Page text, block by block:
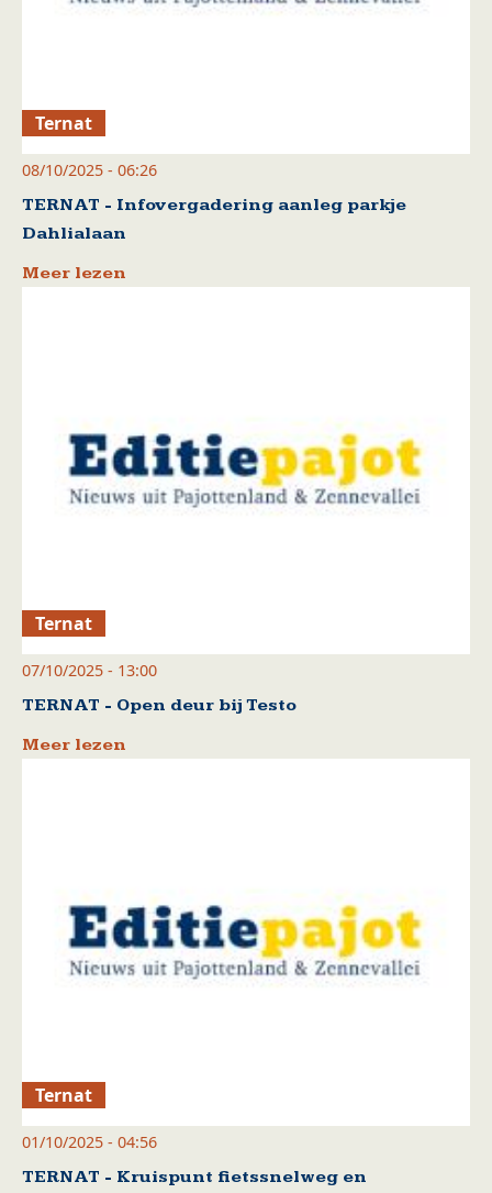
Ternat
08/10/2025 - 06:26
TERNAT - Infovergadering aanleg parkje
Dahlialaan
Meer lezen
Ternat
07/10/2025 - 13:00
TERNAT - Open deur bij Testo
Meer lezen
Ternat
01/10/2025 - 04:56
TERNAT - Kruispunt fietssnelweg en